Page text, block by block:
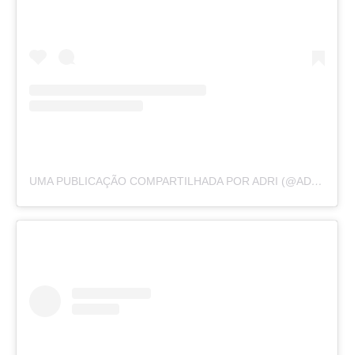
UMA PUBLICAÇÃO COMPARTILHADA POR ADRI (@ADRIRACHELLE)